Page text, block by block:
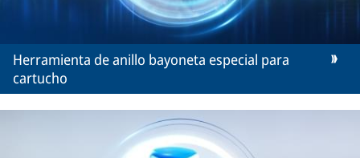
Herramienta de anillo bayoneta especial para
cartucho